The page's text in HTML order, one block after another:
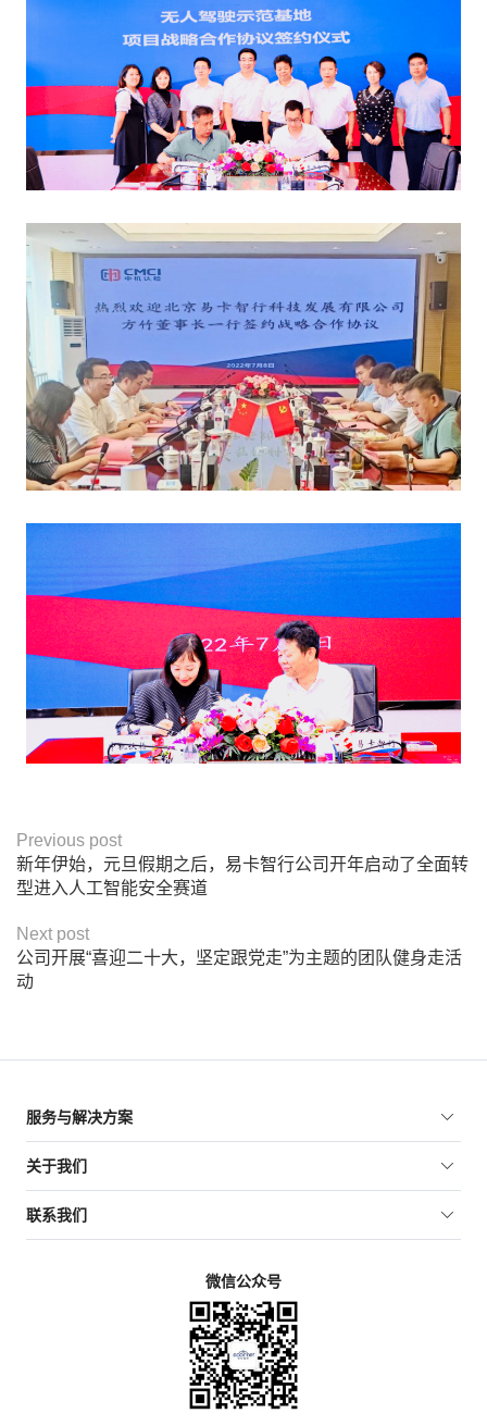
Previous post
新年伊始，元旦假期之后，易卡智行公司开年启动了全面转
型进入人工智能安全赛道
Next post
公司开展“喜迎二十大，坚定跟党走”为主题的团队健身走活
动
服务与解决方案
关于我们
联系我们
微信公众号